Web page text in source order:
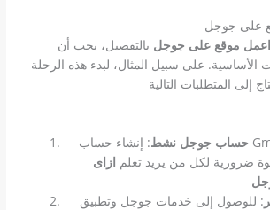
على جوجل
اعمل موقع على جوجل بالتفصيل، يجب أن
الأساسية. على سبيل المثال، لبدء هذه الرحلة
حساب جوجل نشط: إنشاء حساب Gmail إذا لم يكن لديك
ضرورية لكل من يريد تعلم ازاى
: للوصول إلى خدمات جوجل وتطبيق